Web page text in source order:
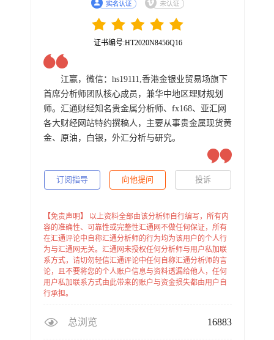
证书编号:HT2020N8456Q16
江赢，微信：hs19111,香港金银业贸易场旗下
首席分析师团队核心成员，兼华中地区理财规划
师。汇通财经知名贵金属分析师、fx168、亚汇网
各大财经网站特约撰稿人，主要从事贵金属现货黄
金、原油，白银，外汇分析与研究。
订阅指导 向他提问 投诉
【免责声明】 以上资料全部由该分析师自行编写，所有内
容的准确性、可靠性或完整性汇通网不做任何保证，所有
在汇通评论中自称汇通分析师的行为均为该用户的个人行
为与汇通网无关。汇通网未授权任何分析师与用户私加联
系方式，请切勿轻信汇通评论中任何自称汇通分析师的言
论，且不要将您的个人账户信息与资料透漏给他人，任何
用户私加联系方式由此带来的账户与资金损失都由用户自
行承担。
总浏览 16883